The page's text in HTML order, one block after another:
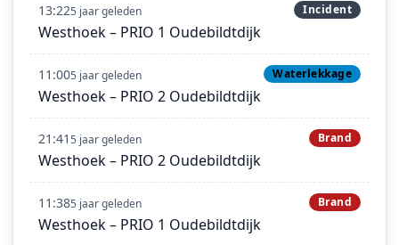
13:225 jaar geleden Incident
Westhoek – PRIO 1 Oudebildtdijk
11:005 jaar geleden Waterlekkage
Westhoek – PRIO 2 Oudebildtdijk
21:415 jaar geleden Brand
Westhoek – PRIO 2 Oudebildtdijk
11:385 jaar geleden Brand
Westhoek – PRIO 1 Oudebildtdijk